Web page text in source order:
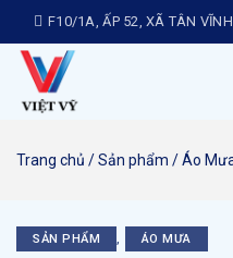
Chuyển
đến
F10/1A, ẤP 52, XÃ TÂN VĨNH
Trang chủ /Sản phẩm /Áo
SẢN PHẨM , ÁO MƯA